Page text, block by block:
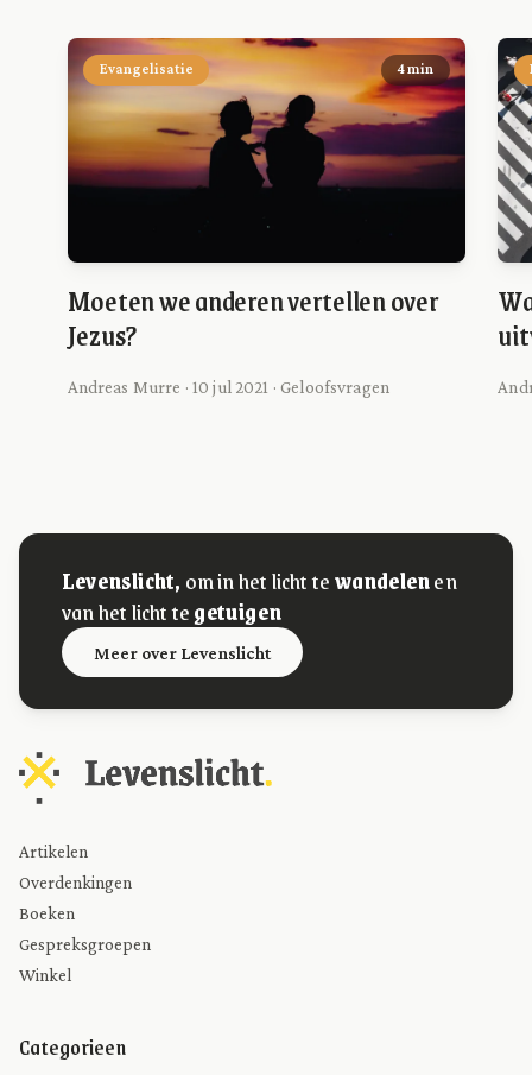
Evangelisatie 4 min
Moeten we anderen vertellen over
Jezus?
Andreas Murre · 10 jul 2021 · Geloofsvragen
Levenslicht, om in het licht tewandelenen
van het licht tegetuigen
Meer over Levenslicht
Artikelen
Overdenkingen
Boeken
Gespreksgroepen
Winkel
Categorieen